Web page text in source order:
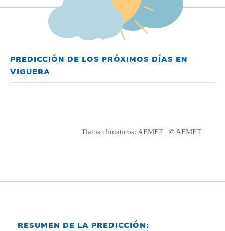
PREDICCIÓN DE LOS PRÓXIMOS DÍAS EN
VIGUERA
Datos climáticos: AEMET | © AEMET
RESUMEN DE LA PREDICCIÓN: